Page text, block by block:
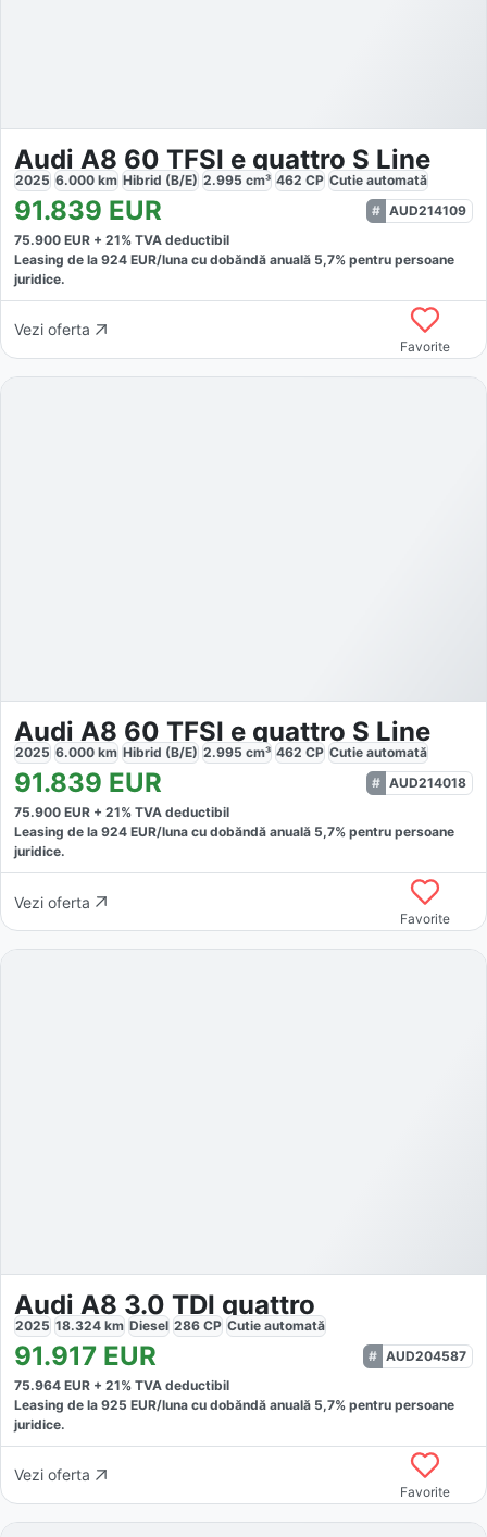
Audi A8 60 TFSI e quattro S Line
2025 6.000 km Hibrid (B/E) 2.995 cm³ 462 CP Cutie automată
91.839 EUR
AUD214109
75.900 EUR + 21% TVA deductibil
Leasing de la 924 EUR/luna cu dobăndă anuală 5,7% pentru persoane
juridice.
Vezi oferta
Favorite
Audi A8 60 TFSI e quattro S Line
2025 6.000 km Hibrid (B/E) 2.995 cm³ 462 CP Cutie automată
91.839 EUR
AUD214018
75.900 EUR + 21% TVA deductibil
Leasing de la 924 EUR/luna cu dobăndă anuală 5,7% pentru persoane
juridice.
Vezi oferta
Favorite
Audi A8 3.0 TDI quattro
2025 18.324 km Diesel 286 CP Cutie automată
91.917 EUR
AUD204587
75.964 EUR + 21% TVA deductibil
Leasing de la 925 EUR/luna cu dobăndă anuală 5,7% pentru persoane
juridice.
Vezi oferta
Favorite